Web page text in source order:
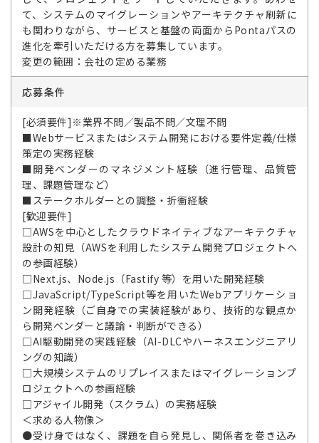
て、システムのマイグレーションやアーキテクチャ刷新に
も関わりながら、サービスと基盤の両面からPontaパスの
進化を牽引いただける方を募集しています。
変更の範囲：会社の定める業務
応募条件
[必須要件]※業界不問／製品不問／文理不問
■Webサービスまたはシステム開発における要件定義/仕様
策定の実務経験
■開発ベンダーのマネジメント経験（進行管理、品質管
理、課題管理など）
■ステークホルダーとの調整・折衝経験
[歓迎要件]
□AWSを中心としたクラウドネイティブなアーキテクチャ
設計の知見（AWSを利用したシステム開発プロジェクトへ
の参画経験）
□Next.js、Node.js（Fastify 等）を用いた開発経験
□JavaScript/TypeScript等を用いたWebアプリケーショ
ン開発経験（ご自身での実装経験があり、技術的な観点か
ら開発ベンダーと議論・判断ができる）
□AI駆動開発の実践経験（AI-DLCやハーネスエンジニアリ
ングの知識）
□大規模システムのリプレイスまたはマイグレーションプ
ロジェクトへの参画経験
□アジャイル開発（スクラム）の実務経験
＜求める人物像＞
●受け身ではなく、課題を自ら発見し、関係者を巻き込み